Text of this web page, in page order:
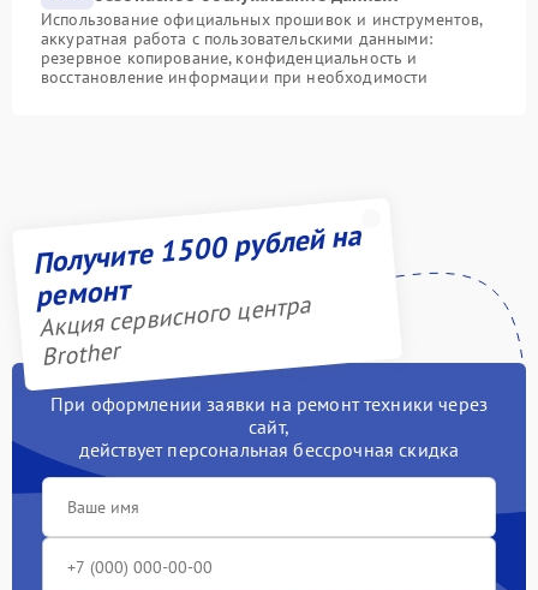
Использование официальных прошивок и инструментов,
аккуратная работа с пользовательскими данными:
резервное копирование, конфиденциальность и
восстановление информации при необходимости
Получите 1500 рублей на
ремонт
Акция сервисного центра
Brother
При оформлении заявки на ремонт техники через
сайт,
действует персональная бессрочная скидка